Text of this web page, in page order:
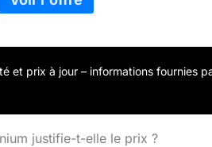
et prix à jour – informations fournies
justifie-t-elle le prix ?